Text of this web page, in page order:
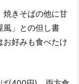
焼きそばの他に甘
風」との但し書
お好みも食べたけ